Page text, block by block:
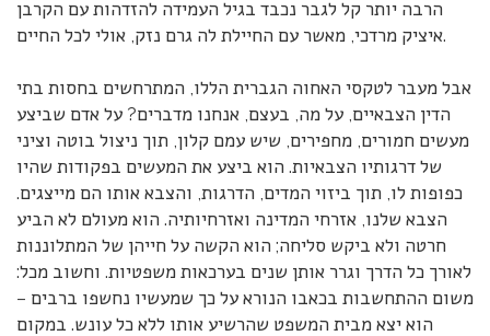
הרבה יותר קל לגבר נכבד בגיל העמידה להזדהות עם הקרבן
איציק מרדכי, מאשר עם החיילת לה גרם נזק, אולי לכל החיים.
אבל מעבר לטקסי האחוה הגברית הללו, המתרחשים בחסות בתי
הדין הצבאיים, על מה, בעצם, אנחנו מדברים? על אדם שביצע
מעשים חמורים, מחפירים, שיש עמם קלון, תוך ניצול בוטה וציני
של דרגותיו הצבאיות. הוא ביצע את המעשים בפקודות שהיו
כפופות לו, תוך ביזוי המדים, הדרגות, והצבא אותו הם מייצגים.
הצבא שלנו, אזרחי המדינה ואזרחיותיה. הוא מעולם לא הביע
חרטה ולא ביקש סליחה; הוא הקשה על חייהן של המתלוננות
לאורך כל הדרך וגרר אותן שנים בערכאות משפטיות. וחשוב מכל:
משום ההתחשבות בכאבו הנורא על כך שמעשיו נחשפו ברבים –
הוא יצא מבית המשפט שהרשיע אותו ללא כל עונש. במקום